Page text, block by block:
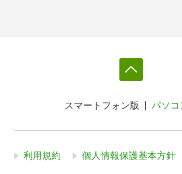
スマートフォン版 パソコ
利用規約 個人情報保護基本方針